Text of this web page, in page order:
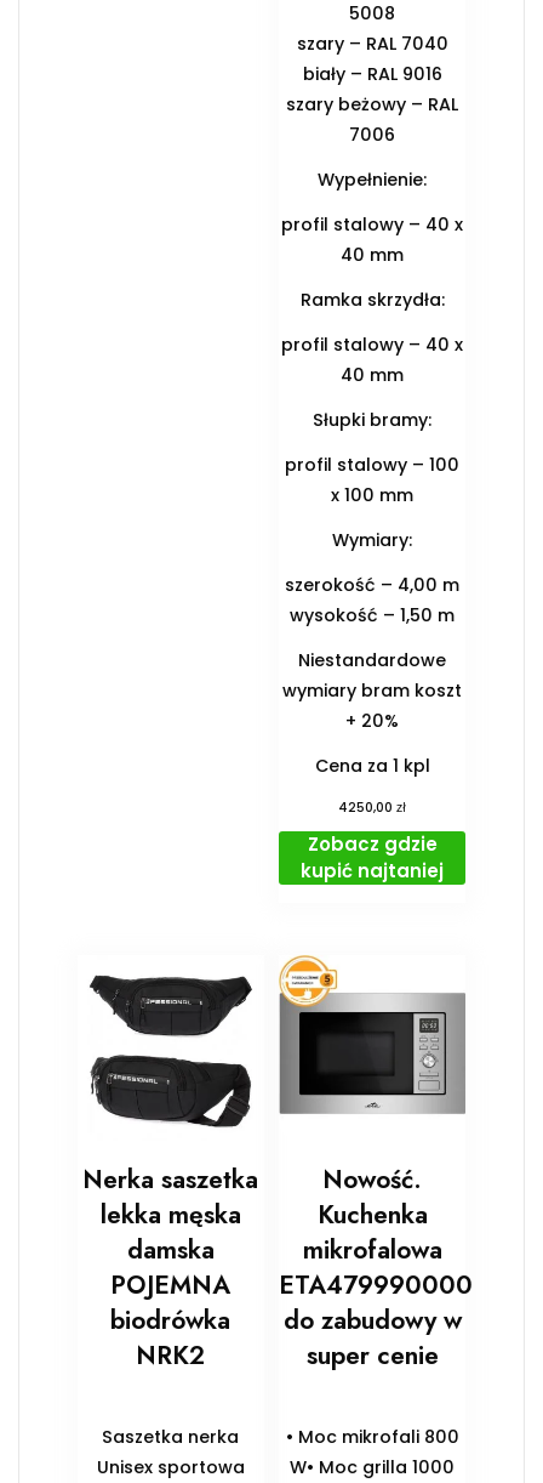
5008
szary – RAL 7040
biały – RAL 9016
szary beżowy – RAL
7006
Wypełnienie:
profil stalowy – 40 x
40 mm
Ramka skrzydła:
profil stalowy – 40 x
40 mm
Słupki bramy:
profil stalowy – 100
x 100 mm
Wymiary:
szerokość – 4,00 m
wysokość – 1,50 m
Niestandardowe
wymiary bram koszt
+ 20%
Cena za 1 kpl
4250,00zł
Zobacz gdzie
kupić najtaniej
Nerka saszetka
lekka męska
damska
POJEMNA
biodrówka
NRK2
Saszetka nerka
Unisex sportowa
Nowość.
Kuchenka
mikrofalowa
ETA479990000
do zabudowy w
super cenie
• Moc mikrofali 800
W• Moc grilla 1000